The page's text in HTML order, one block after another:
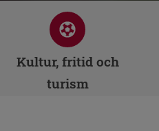
Kultur, fritid och
turism